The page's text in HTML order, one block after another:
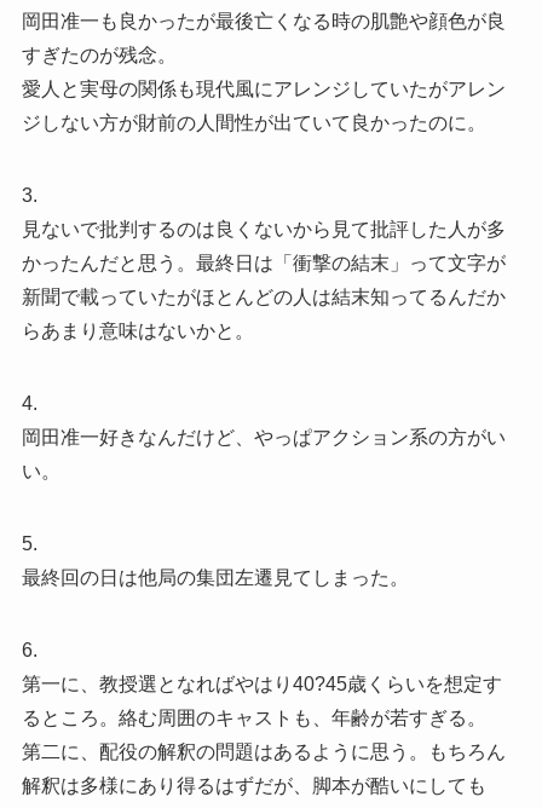
岡田准一も良かったが最後亡くなる時の肌艶や顔色が良
すぎたのが残念。
愛人と実母の関係も現代風にアレンジしていたがアレン
ジしない方が財前の人間性が出ていて良かったのに。
3.
見ないで批判するのは良くないから見て批評した人が多
かったんだと思う。最終日は「衝撃の結末」って文字が
新聞で載っていたがほとんどの人は結末知ってるんだか
らあまり意味はないかと。
4.
岡田准一好きなんだけど、やっぱアクション系の方がい
い。
5.
最終回の日は他局の集団左遷見てしまった。
6.
第一に、教授選となればやはり40?45歳くらいを想定す
るところ。絡む周囲のキャストも、年齢が若すぎる。
第二に、配役の解釈の問題はあるように思う。もちろん
解釈は多様にあり得るはずだが、脚本が酷いにしても